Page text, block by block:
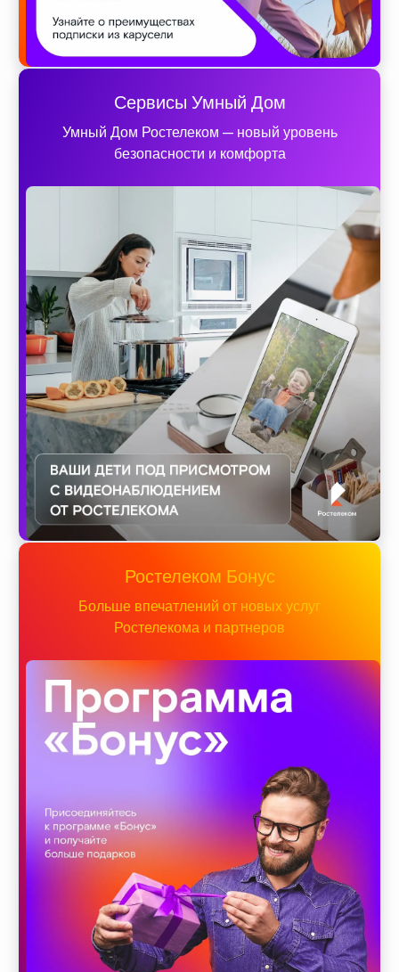
Сервисы Умный Дом
Умный Дом Ростелеком — новый уровень
безопасности и комфорта
Ростелеком Бонус
Больше впечатлений от новых услуг
Ростелекома и партнеров